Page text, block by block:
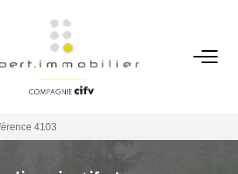
ACHETER
Maisons
4103